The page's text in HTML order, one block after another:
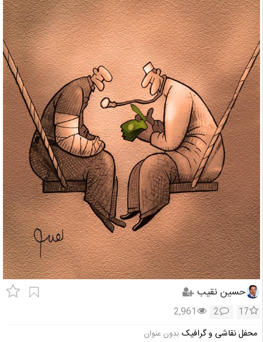
حسین نقیب
17
2
2,961
محفل نقاشی و گرافیک بدون عنوان